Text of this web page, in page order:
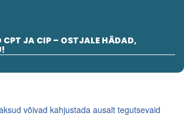
CPT JA CIP – OSTJALE HÄDAD,
võivad kahjustada ausalt tegutsevaid